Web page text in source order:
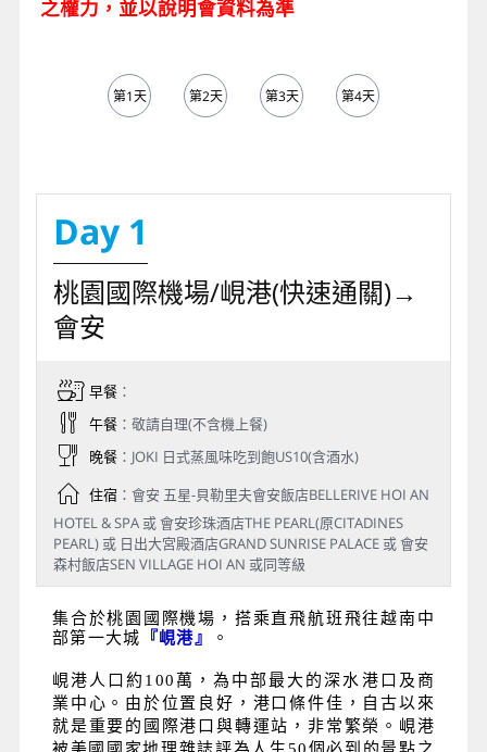
之權力，並以說明會資料為準
第1天 第2天 第3天 第4天
Day 1
桃園國際機場/峴港(快速通關)→
會安
早餐：
午餐：敬請自理(不含機上餐)
晚餐：JOKI 日式蒸風味吃到飽US10(含酒水)
住宿：會安 五星-貝勒里夫會安飯店BELLERIVE HOI AN
HOTEL & SPA 或 會安珍珠酒店THE PEARL(原CITADINES
PEARL) 或 日出大宮殿酒店GRAND SUNRISE PALACE 或 會安
森村飯店SEN VILLAGE HOI AN 或同等級
集合於桃園國際機場，搭乘直飛航班飛往越南中
部第一大城 『峴港』 。
峴港人口約100萬，為中部最大的深水港口及商
業中心。由於位置良好，港口條件佳，自古以來
就是重要的國際港口與轉運站，非常繁榮。峴港